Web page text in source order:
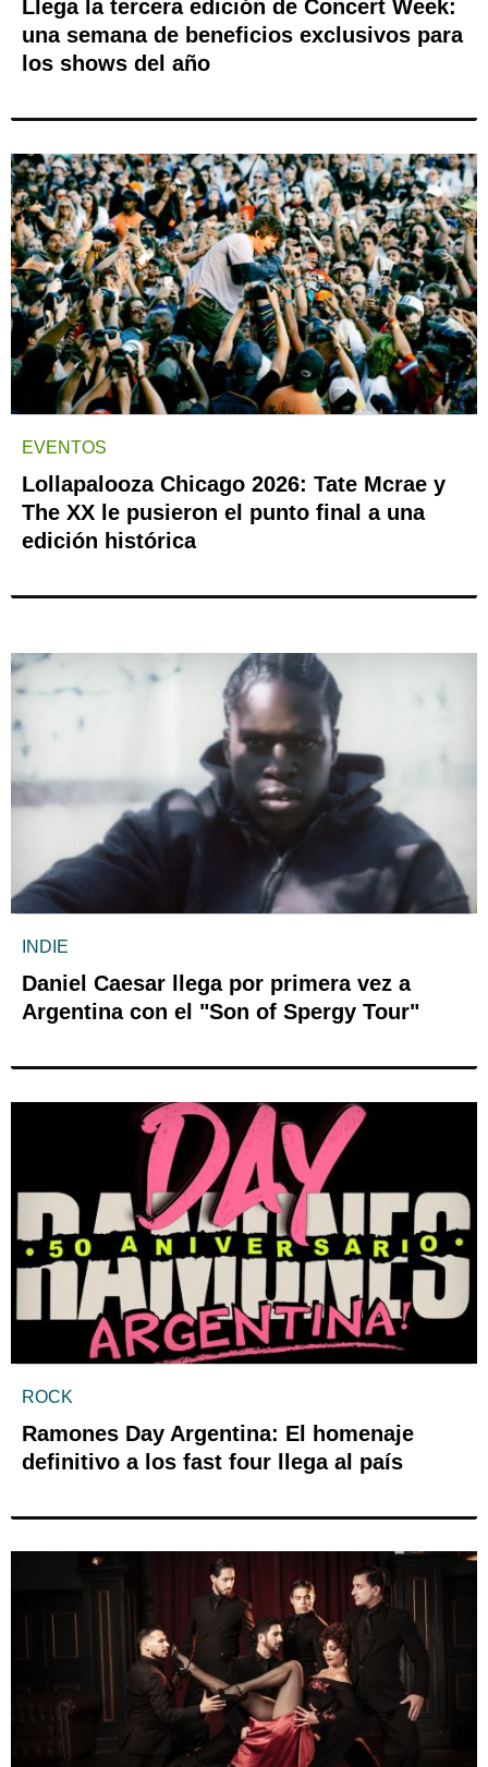
Llega la tercera edición de Concert Week:
una semana de beneficios exclusivos para
los shows del año
EVENTOS
Lollapalooza Chicago 2026: Tate Mcrae y
The XX le pusieron el punto final a una
edición histórica
INDIE
Daniel Caesar llega por primera vez a
Argentina con el "Son of Spergy Tour"
ROCK
Ramones Day Argentina: El homenaje
definitivo a los fast four llega al país